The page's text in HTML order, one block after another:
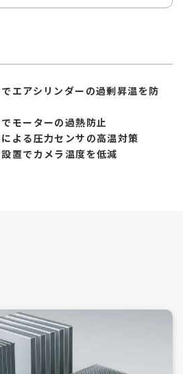
エアシリンダーの過剰昇温を防
モーターの過熱防止
よる圧力センサの高温対策
置でカメラ温度を低減